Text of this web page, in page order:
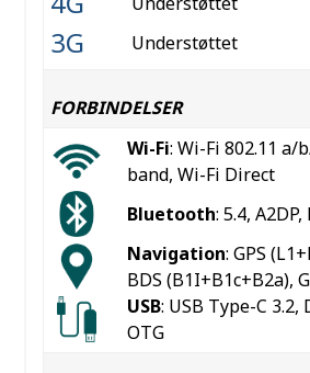
3G Understøttet
FORBINDELSER
Wi-Fi: Wi-Fi 802.11
band, Wi-Fi Direct
Bluetooth: 5.4,
Navigation: GPS
BDS (B1I+B1c+B2a),
USB: USB Type-C 3.2,
OTG